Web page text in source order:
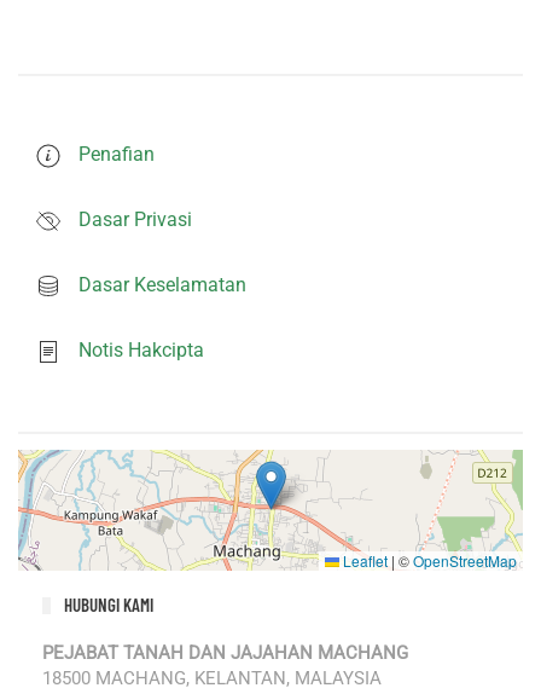
Penafian
Dasar Privasi
Dasar Keselamatan
Notis Hakcipta
Leaflet | ©OpenStreetMap
HUBUNGI KAMI
PEJABAT TANAH DAN JAJAHAN MACHANG
18500 MACHANG, KELANTAN, MALAYSIA